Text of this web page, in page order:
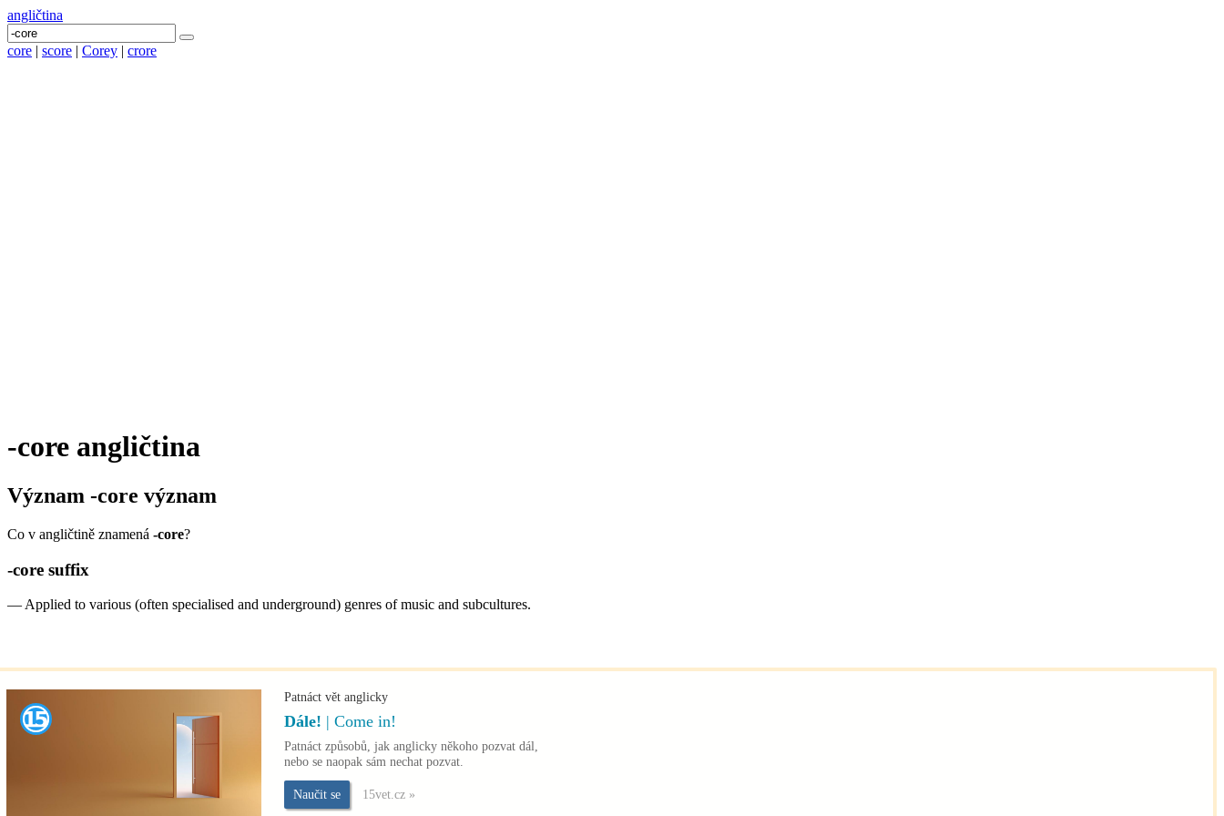
angličtina
core | score | Corey | crore
-core angličtina
Význam -core význam
Co v angličtině znamená -core?
-core suffix
— Applied to various (often specialised and underground) genres of music and subcultures.
Patnáct vět anglicky
Dále! | Come in!
Patnáct způsobů, jak anglicky někoho pozvat dál,
nebo se naopak sám nechat pozvat.
Naučit se 15vet.cz »